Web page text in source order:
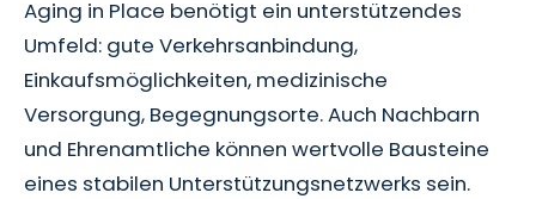
Aging in Place benötigt ein unterstützendes
Umfeld: gute Verkehrsanbindung,
Einkaufsmöglichkeiten, medizinische
Versorgung, Begegnungsorte. Auch Nachbarn
und Ehrenamtliche können wertvolle Bausteine
eines stabilen Unterstützungsnetzwerks sein.